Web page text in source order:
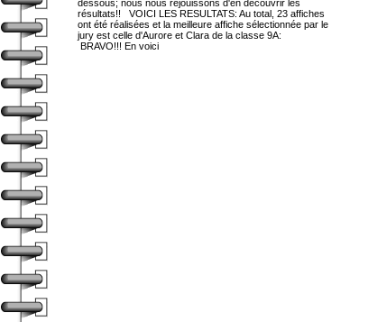
dessous; nous nous réjouissons d'en découvrir les
résultats!! VOICI LES RESULTATS: Au total, 23 affiches
ont été réalisées et la meilleure affiche sélectionnée par le
jury est celle d'Aurore et Clara de la classe 9A:
BRAVO!!! En voici